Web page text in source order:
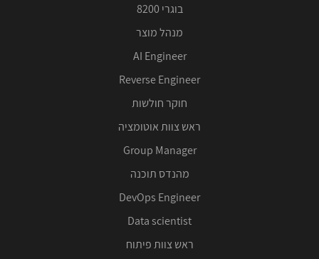
בוגרי 8200
מנהל מוצר
AI Engineer
Reverse Engineer
חוקר חולשות
ראש צוות אוטומציה
Group Manager
מהנדס תוכנה
DevOps Engineer
Data scientist
ראש צוות פיתוח